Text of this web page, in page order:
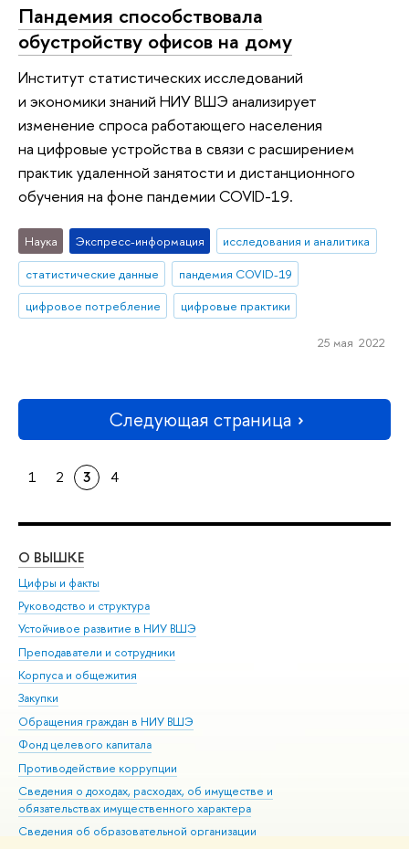
Пандемия способствовала
обустройству офисов на дому
Институт статистических исследований
и экономики знаний НИУ ВШЭ анализирует
изменение спроса работающего населения
на цифровые устройства в связи с расширением
практик удаленной занятости и дистанционного
обучения на фоне пандемии COVID-19.
Наука Экспресс-информация
исследования и аналитика
статистические данные
пандемия COVID-19
цифровое потребление
цифровые практики
25 мая 2022
Следующая страница
1 2 3 4
О ВЫШКЕ
Цифры и факты
Руководство и структура
Устойчивое развитие в НИУ ВШЭ
Преподаватели и сотрудники
Корпуса и общежития
Закупки
Обращения граждан в НИУ ВШЭ
Фонд целевого капитала
Противодействие коррупции
Сведения о доходах, расходах, об имуществе и
обязательствах имущественного характера
Сведения об образовательной организации